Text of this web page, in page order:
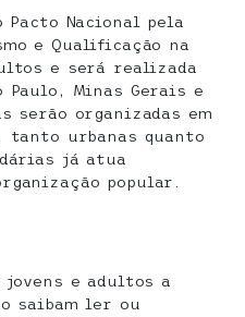
Nacional pela
e Qualificação na
e será realizada
Paulo, Minas Gerais e
serão organizadas em
tanto urbanas quanto
já atua
popular.
e adultos a
saibam ler ou